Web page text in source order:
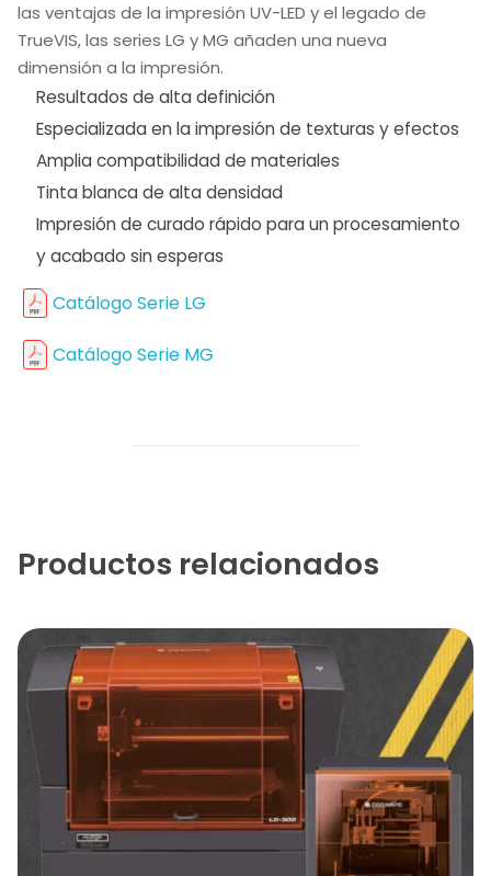
las ventajas de la impresión UV-LED y el legado de
TrueVIS, las series LG y MG añaden una nueva
dimensión a la impresión.
Resultados de alta definición
Especializada en la impresión de texturas y efectos
Amplia compatibilidad de materiales
Tinta blanca de alta densidad
Impresión de curado rápido para un procesamiento
y acabado sin esperas
Catálogo Serie LG
Catálogo Serie MG
Productos relacionados